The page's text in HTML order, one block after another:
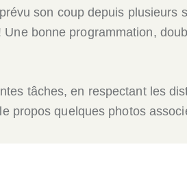
son coup depuis plusieurs
bonne programmation,
tâches, en respectant les
propos quelques photos